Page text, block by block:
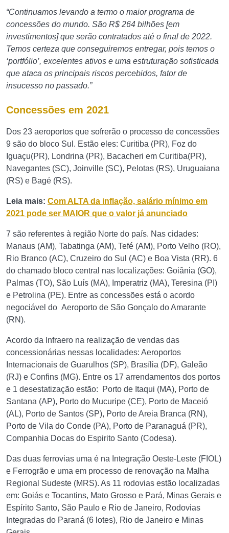
“Continuamos levando a termo o maior programa de
concessões do mundo. São R$ 264 bilhões [em
investimentos] que serão contratados até o final de 2022.
Temos certeza que conseguiremos entregar, pois temos o
‘portfólio’, excelentes ativos e uma estruturação sofisticada
que ataca os principais riscos percebidos, fator de
insucesso no passado.”
Concessões em 2021
Dos 23 aeroportos que sofrerão o processo de concessões
9 são do bloco Sul. Estão eles: Curitiba (PR), Foz do
Iguaçu(PR), Londrina (PR), Bacacheri em Curitiba(PR),
Navegantes (SC), Joinville (SC), Pelotas (RS), Uruguaiana
(RS) e Bagé (RS).
Leia mais: Com ALTA da inflação, salário mínimo em
2021 pode ser MAIOR que o valor já anunciado
7 são referentes à região Norte do país. Nas cidades:
Manaus (AM), Tabatinga (AM), Tefé (AM), Porto Velho (RO),
Rio Branco (AC), Cruzeiro do Sul (AC) e Boa Vista (RR). 6
do chamado bloco central nas localizações: Goiânia (GO),
Palmas (TO), São Luís (MA), Imperatriz (MA), Teresina (PI)
e Petrolina (PE). Entre as concessões está o acordo
negociável do Aeroporto de São Gonçalo do Amarante
(RN).
Acordo da Infraero na realização de vendas das
concessionárias nessas localidades: Aeroportos
Internacionais de Guarulhos (SP), Brasília (DF), Galeão
(RJ) e Confins (MG). Entre os 17 arrendamentos dos portos
e 1 desestatização estão: Porto de Itaqui (MA), Porto de
Santana (AP), Porto do Mucuripe (CE), Porto de Maceió
(AL), Porto de Santos (SP), Porto de Areia Branca (RN),
Porto de Vila do Conde (PA), Porto de Paranaguá (PR),
Companhia Docas do Espirito Santo (Codesa).
Das duas ferrovias uma é na Integração Oeste-Leste (FIOL)
e Ferrogrão e uma em processo de renovação na Malha
Regional Sudeste (MRS). As 11 rodovias estão localizadas
em: Goiás e Tocantins, Mato Grosso e Pará, Minas Gerais e
Espírito Santo, São Paulo e Rio de Janeiro, Rodovias
Integradas do Paraná (6 lotes), Rio de Janeiro e Minas